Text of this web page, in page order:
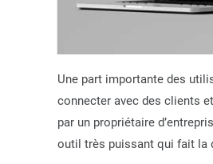
Une part importante des
connecter avec des clients
par un propriétaire
outil très puissant qui fait la